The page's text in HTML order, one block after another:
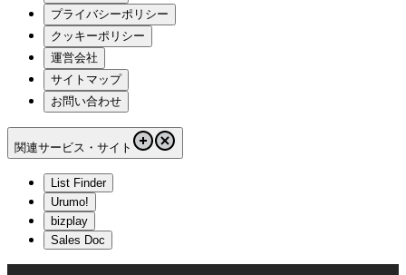
プライバシーポリシー
クッキーポリシー
運営会社
サイトマップ
お問い合わせ
関連サービス・サイト
List Finder
Urumo!
bizplay
Sales Doc